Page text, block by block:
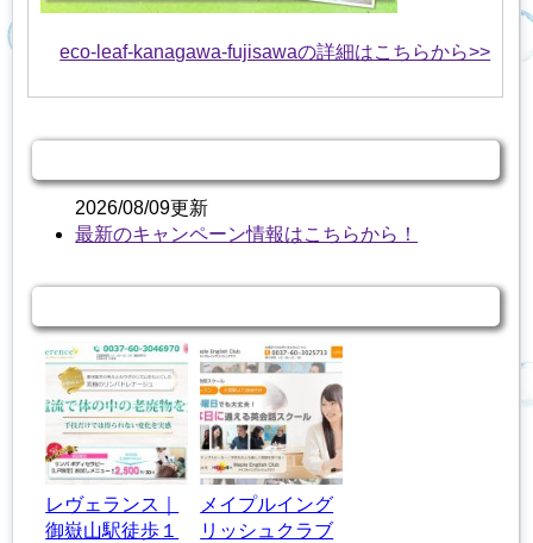
eco-leaf-kanagawa-fujisawaの詳細はこちらから>>
2026/08/09更新
最新のキャンペーン情報はこちらから！
レヴェランス｜
御嶽山駅徒歩１
メイプルイング
リッシュクラブ